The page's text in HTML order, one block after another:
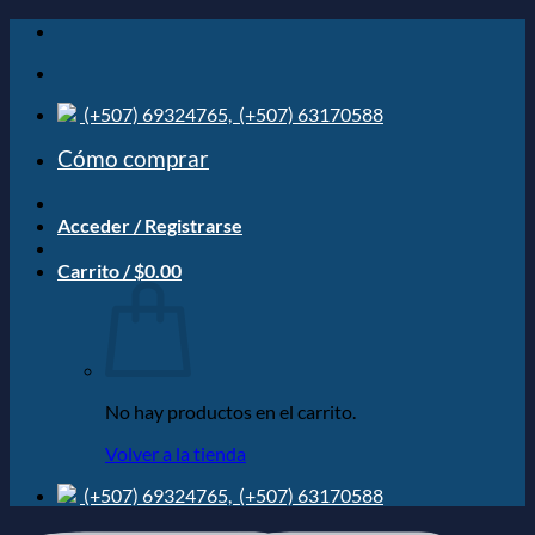
Saltar
contenido
(+507) 69324765, (+507) 63170588
Cómo comprar
Acceder / Registrarse
Carrito /$0.00
No hay productos en el carrito.
Volver a la tienda
(+507) 69324765, (+507) 63170588